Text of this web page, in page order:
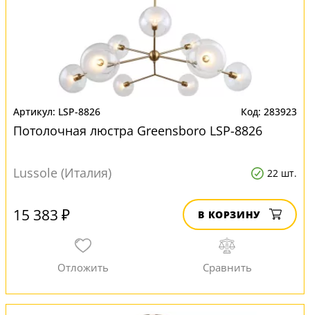
LSP-8826 283923
Потолочная люстра Greensboro LSP-8826
Lussole (Италия) 22 шт.
15 383 ₽ В КОРЗИНУ